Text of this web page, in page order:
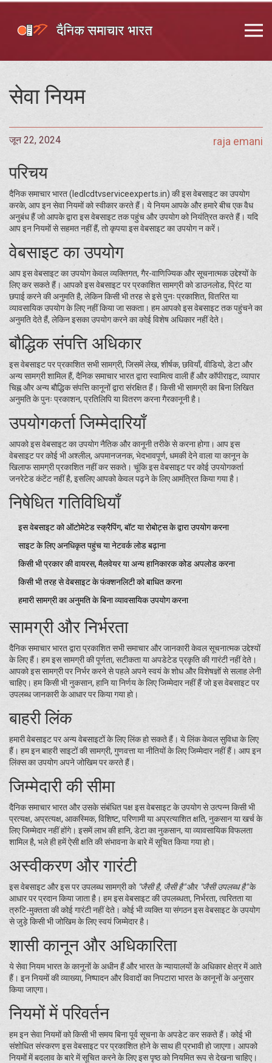
सेवा नियम
जून 22, 2024 raja emani
परिचय
दैनिक समाचार भारत (ledlcdtvserviceexperts.in) की इस वेबसाइट का उपयोग
करके, आप इन सेवा नियमों को स्वीकार करते हैं। ये नियम आपके और हमारे बीच एक वैध
अनुबंध हैं जो आपके द्वारा इस वेबसाइट तक पहुंच और उपयोग को नियंत्रित करते हैं। यदि
आप इन नियमों से सहमत नहीं हैं, तो कृपया इस वेबसाइट का उपयोग न करें।
वेबसाइट का उपयोग
आप इस वेबसाइट का उपयोग केवल व्यक्तिगत, गैर-वाणिज्यिक और सूचनात्मक उद्देश्यों के
लिए कर सकते हैं। आपको इस वेबसाइट पर प्रकाशित सामग्री को डाउनलोड, प्रिंट या
छपाई करने की अनुमति है, लेकिन किसी भी तरह से इसे पुनः प्रकाशित, वितरित या
व्यावसायिक उपयोग के लिए नहीं किया जा सकता। हम आपको इस वेबसाइट तक पहुंचने का
अनुमति देते हैं, लेकिन इसका उपयोग करने का कोई विशेष अधिकार नहीं देते।
बौद्धिक संपत्ति अधिकार
इस वेबसाइट पर प्रकाशित सभी सामग्री, जिसमें लेख, शीर्षक, छवियाँ, वीडियो, डेटा और
अन्य सामग्री शामिल हैं, दैनिक समाचार भारत द्वारा स्वामित्व वाली हैं और कॉपीराइट, व्यापार
चिह्न और अन्य बौद्धिक संपत्ति कानूनों द्वारा संरक्षित हैं। किसी भी सामग्री का बिना लिखित
अनुमति के पुनः प्रकाशन, प्रतिलिपि या वितरण करना गैरकानूनी है।
उपयोगकर्ता जिम्मेदारियाँ
आपको इस वेबसाइट का उपयोग नैतिक और कानूनी तरीके से करना होगा। आप इस
वेबसाइट पर कोई भी अश्लील, अपमानजनक, भेदभावपूर्ण, धमकी देने वाला या कानून के
खिलाफ सामग्री प्रकाशित नहीं कर सकते। चूंकि इस वेबसाइट पर कोई उपयोगकर्ता
जनरेटेड कंटेंट नहीं है, इसलिए आपको केवल पढ़ने के लिए आमंत्रित किया गया है।
निषेधित गतिविधियाँ
इस वेबसाइट को ऑटोमेटेड स्क्रैपिंग, बॉट या रोबोट्स के द्वारा उपयोग करना
साइट के लिए अनधिकृत पहुंच या नेटवर्क लोड बढ़ाना
किसी भी प्रकार की वायरस, मैलवेयर या अन्य हानिकारक कोड अपलोड करना
किसी भी तरह से वेबसाइट के फंक्शनलिटी को बाधित करना
हमारी सामग्री का अनुमति के बिना व्यावसायिक उपयोग करना
सामग्री और निर्भरता
दैनिक समाचार भारत द्वारा प्रकाशित सभी समाचार और जानकारी केवल सूचनात्मक उद्देश्यों
के लिए हैं। हम इस सामग्री की पूर्णता, सटीकता या अपडेटेड प्रकृति की गारंटी नहीं देते।
आपको इस सामग्री पर निर्भर करने से पहले अपने स्वयं के शोध और विशेषज्ञों से सलाह लेनी
चाहिए। हम किसी भी नुकसान, हानि या निर्णय के लिए जिम्मेदार नहीं हैं जो इस वेबसाइट पर
उपलब्ध जानकारी के आधार पर किया गया हो।
बाहरी लिंक
हमारी वेबसाइट पर अन्य वेबसाइटों के लिए लिंक हो सकते हैं। ये लिंक केवल सुविधा के लिए
हैं। हम इन बाहरी साइटों की सामग्री, गुणवत्ता या नीतियों के लिए जिम्मेदार नहीं हैं। आप इन
लिंक्स का उपयोग अपने जोखिम पर करते हैं।
जिम्मेदारी की सीमा
दैनिक समाचार भारत और उसके संबंधित पक्ष इस वेबसाइट के उपयोग से उत्पन्न किसी भी
प्रत्यक्ष, अप्रत्यक्ष, आकस्मिक, विशिष्ट, परिणामी या अप्रत्याशित क्षति, नुकसान या खर्च के
लिए जिम्मेदार नहीं होंगे। इसमें लाभ की हानि, डेटा का नुकसान, या व्यावसायिक विफलता
शामिल है, भले ही हमें ऐसी क्षति की संभावना के बारे में सूचित किया गया हो।
अस्वीकरण और गारंटी
इस वेबसाइट और इस पर उपलब्ध सामग्री को "जैसी है, जैसी है"और "जैसी उपलब्ध है"के
आधार पर प्रदान किया जाता है। हम इस वेबसाइट की उपलब्धता, निर्भरता, त्वरितता या
त्रुटि-मुक्तता की कोई गारंटी नहीं देते। कोई भी व्यक्ति या संगठन इस वेबसाइट के उपयोग
से जुड़े किसी भी जोखिम के लिए स्वयं जिम्मेदार है।
शासी कानून और अधिकारिता
ये सेवा नियम भारत के कानूनों के अधीन हैं और भारत के न्यायालयों के अधिकार क्षेत्र में आते
हैं। इन नियमों की व्याख्या, निष्पादन और विवादों का निपटारा भारत के कानूनों के अनुसार
किया जाएगा।
नियमों में परिवर्तन
हम इन सेवा नियमों को किसी भी समय बिना पूर्व सूचना के अपडेट कर सकते हैं। कोई भी
संशोधित संस्करण इस वेबसाइट पर प्रकाशित होने के साथ ही प्रभावी हो जाएगा। आपको
नियमों में बदलाव के बारे में सूचित करने के लिए इस पृष्ठ को नियमित रूप से देखना चाहिए।